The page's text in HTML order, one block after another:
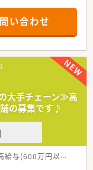
ない方でも500万前
外部組織と連携した研
るキャリアパスが多
業部長等のマネジメン
リストを目指すこ
スタッフなど活動領
療へもしっかりと関
い合わせ
大手チェーン≫高
の募集です♪
給与(600万円以上)